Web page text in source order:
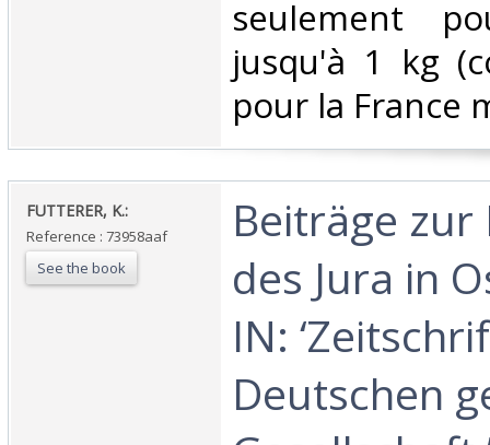
seulement
jusqu'à 1 kg
pour la France
‎FUTTERER, K.:‎
Reference : 73958aaf
See the book
‎Beiträge zur
des Jura in
IN:
Deutschen